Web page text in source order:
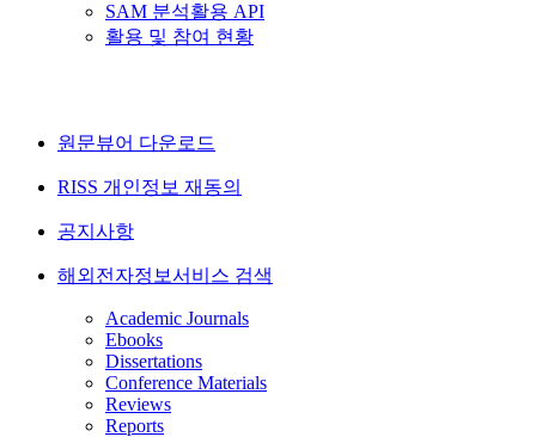
SAM 분석활용 API
활용 및 참여 현황
원문뷰어 다운로드
RISS 개인정보 재동의
공지사항
해외전자정보서비스 검색
Academic Journals
Ebooks
Dissertations
Conference Materials
Reviews
Reports